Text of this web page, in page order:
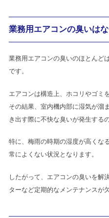
業務用エアコンの臭いは
業務用エアコンの臭いのほとんどは
です。
エアコンは構造上、ホコリやゴミ
その結果、室内機内部に湿気が溜
き出す際に不快な臭いが発生する
特に、梅雨の時期の湿度が高くな
常によくない状況となります。
したがって、エアコンの臭いを解
ターなど定期的なメンテナンスが